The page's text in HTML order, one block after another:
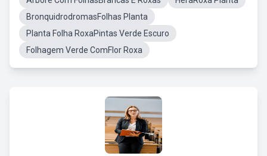
BronquidrodromasFolhas Planta
Planta Folha RoxaPintas Verde Escuro
Folhagem Verde ComFlor Roxa